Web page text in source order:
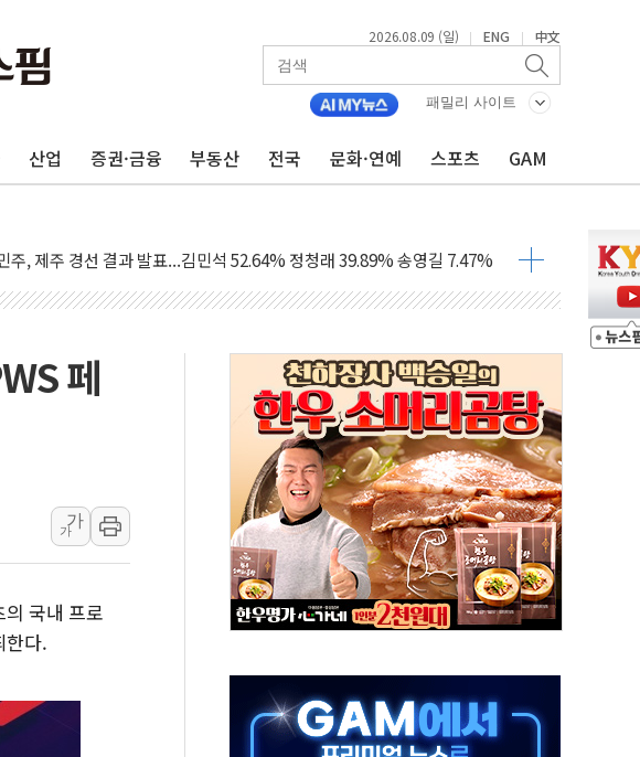
2026.08.09 (일) | ENG | 中文
패밀리 사이트
산업 증권·금융 부동산 전국 문화·연예 스포츠 GAM
덕 '호우특보'-포항 '산사태 주의보'...경북도, 호우 피해·통제구간 없어
민석, 정청래에 '0.86%p' 차 재역전 성공...金 45.42% vs 鄭 44.56%
동연설회 나선 송영길·정청래·김민석 당대표 후보
김민석 당대표 후보
주, 제주·인천 경선 결과 발표...김민석 47.75% 정청래 42.08%
주, 제주 경선 결과 발표...김민석 52.64% 정청래 39.89% 송영길 7.47%
내 주요 금융일정(8.10~8.14)
해·삼척 시간당 최대 50㎜ 폭우…강원 동해안 강한 비 이어져
거하다 참변…60대 환경미화원 수거차에 치여 사망
랑구 주택가서 흉기 난동…60대 남성 2명 숨져
령 "결혼 때문에 손해 보는 일 없게"…'결혼 페널티' 22개 과제 손본다
동도 인근 해상서 모터보트 전복…1명 사망·1명 실종
, '위안부' 피해자 기림의 날 참석..."국제적 시민 연대로 목소리 내야"
재도 갯벌서 해루질 중 실종 60대 나흘만에 숨진 채 발견
말다툼 중 어머니 흉기 살해 10대 아들 체포
낸 김민석에 '뻔뻔' 받아친 정청래…제주 연설서 신경전 고조
페
가
가
국내 프로
한다.